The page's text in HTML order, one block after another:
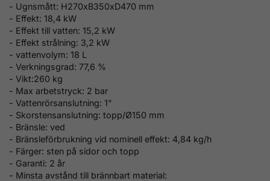
- Ugnsmått: H270xB350xD470 mm
- Effekt: 18,4 kW
- Effekt till vatten: 15,2 kW
- Effekt strålning: 3,2 kW
- vattenvolym: 18 L
- Verkningsgrad: 77,6 %
- Vikt:260 kg
- Max arbetstryck: 2 bar
- Vattenrörsanslutning: 1"
- Skorstensanslutning: topp/Ø150 mm
- Bränsle: ved
- Bränsleförbrukning vid nominell effekt: 4,84 kg/h
- Färger: sten på sidor och topp
- Garanti: 2 år
- Minsta avstånd till brännbart material: